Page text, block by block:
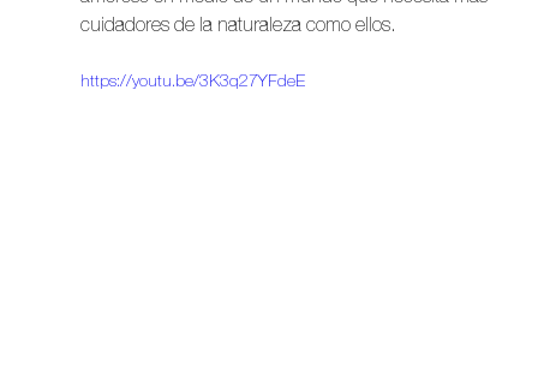
cuidadores de la naturaleza como ellos.
https://youtu.be/3K3q27YFdeE